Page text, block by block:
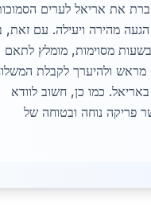
את אריאל לערים
מהירה ויעילה. עם זאת,
בשעות מסוימות, מומלץ
מראש ולהיערך לקבלת
כמו כן, חשוב לוודא
פריקה נוחה ובטוחה של